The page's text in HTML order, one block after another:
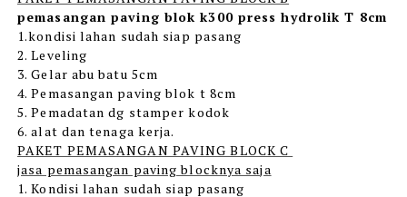
pemasangan paving blok k300 press hydrolik T 8cm
1.kondisi lahan sudah siap pasang
2. Leveling
3. Gelar abu batu 5cm
4. Pemasangan paving blok t 8cm
5. Pemadatan dg stamper kodok
6. alat dan tenaga kerja.
PAKET PEMASANGAN PAVING BLOCK C
jasa pemasangan paving blocknya saja
1. Kondisi lahan sudah siap pasang